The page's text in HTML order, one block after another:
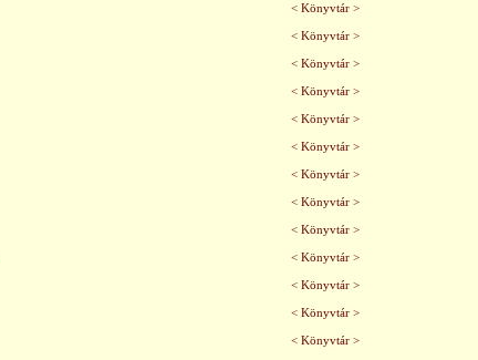
< Könyvtár >
< Könyvtár >
< Könyvtár >
< Könyvtár >
< Könyvtár >
< Könyvtár >
< Könyvtár >
< Könyvtár >
< Könyvtár >
< Könyvtár >
< Könyvtár >
< Könyvtár >
< Könyvtár >